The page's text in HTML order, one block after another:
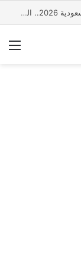
الاستعلام عن صلاحية الإقامة برقم الإقامة في السعودية 2026.. الخطوات والرابط الرسمي